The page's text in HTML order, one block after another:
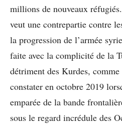
millions de nouveaux
veut une contrepartie contre
la progression de l’armée
faite avec la complicité de la
détriment des Kurdes,
constater en octobre 2019
emparée de la bande
sous le regard incrédule des